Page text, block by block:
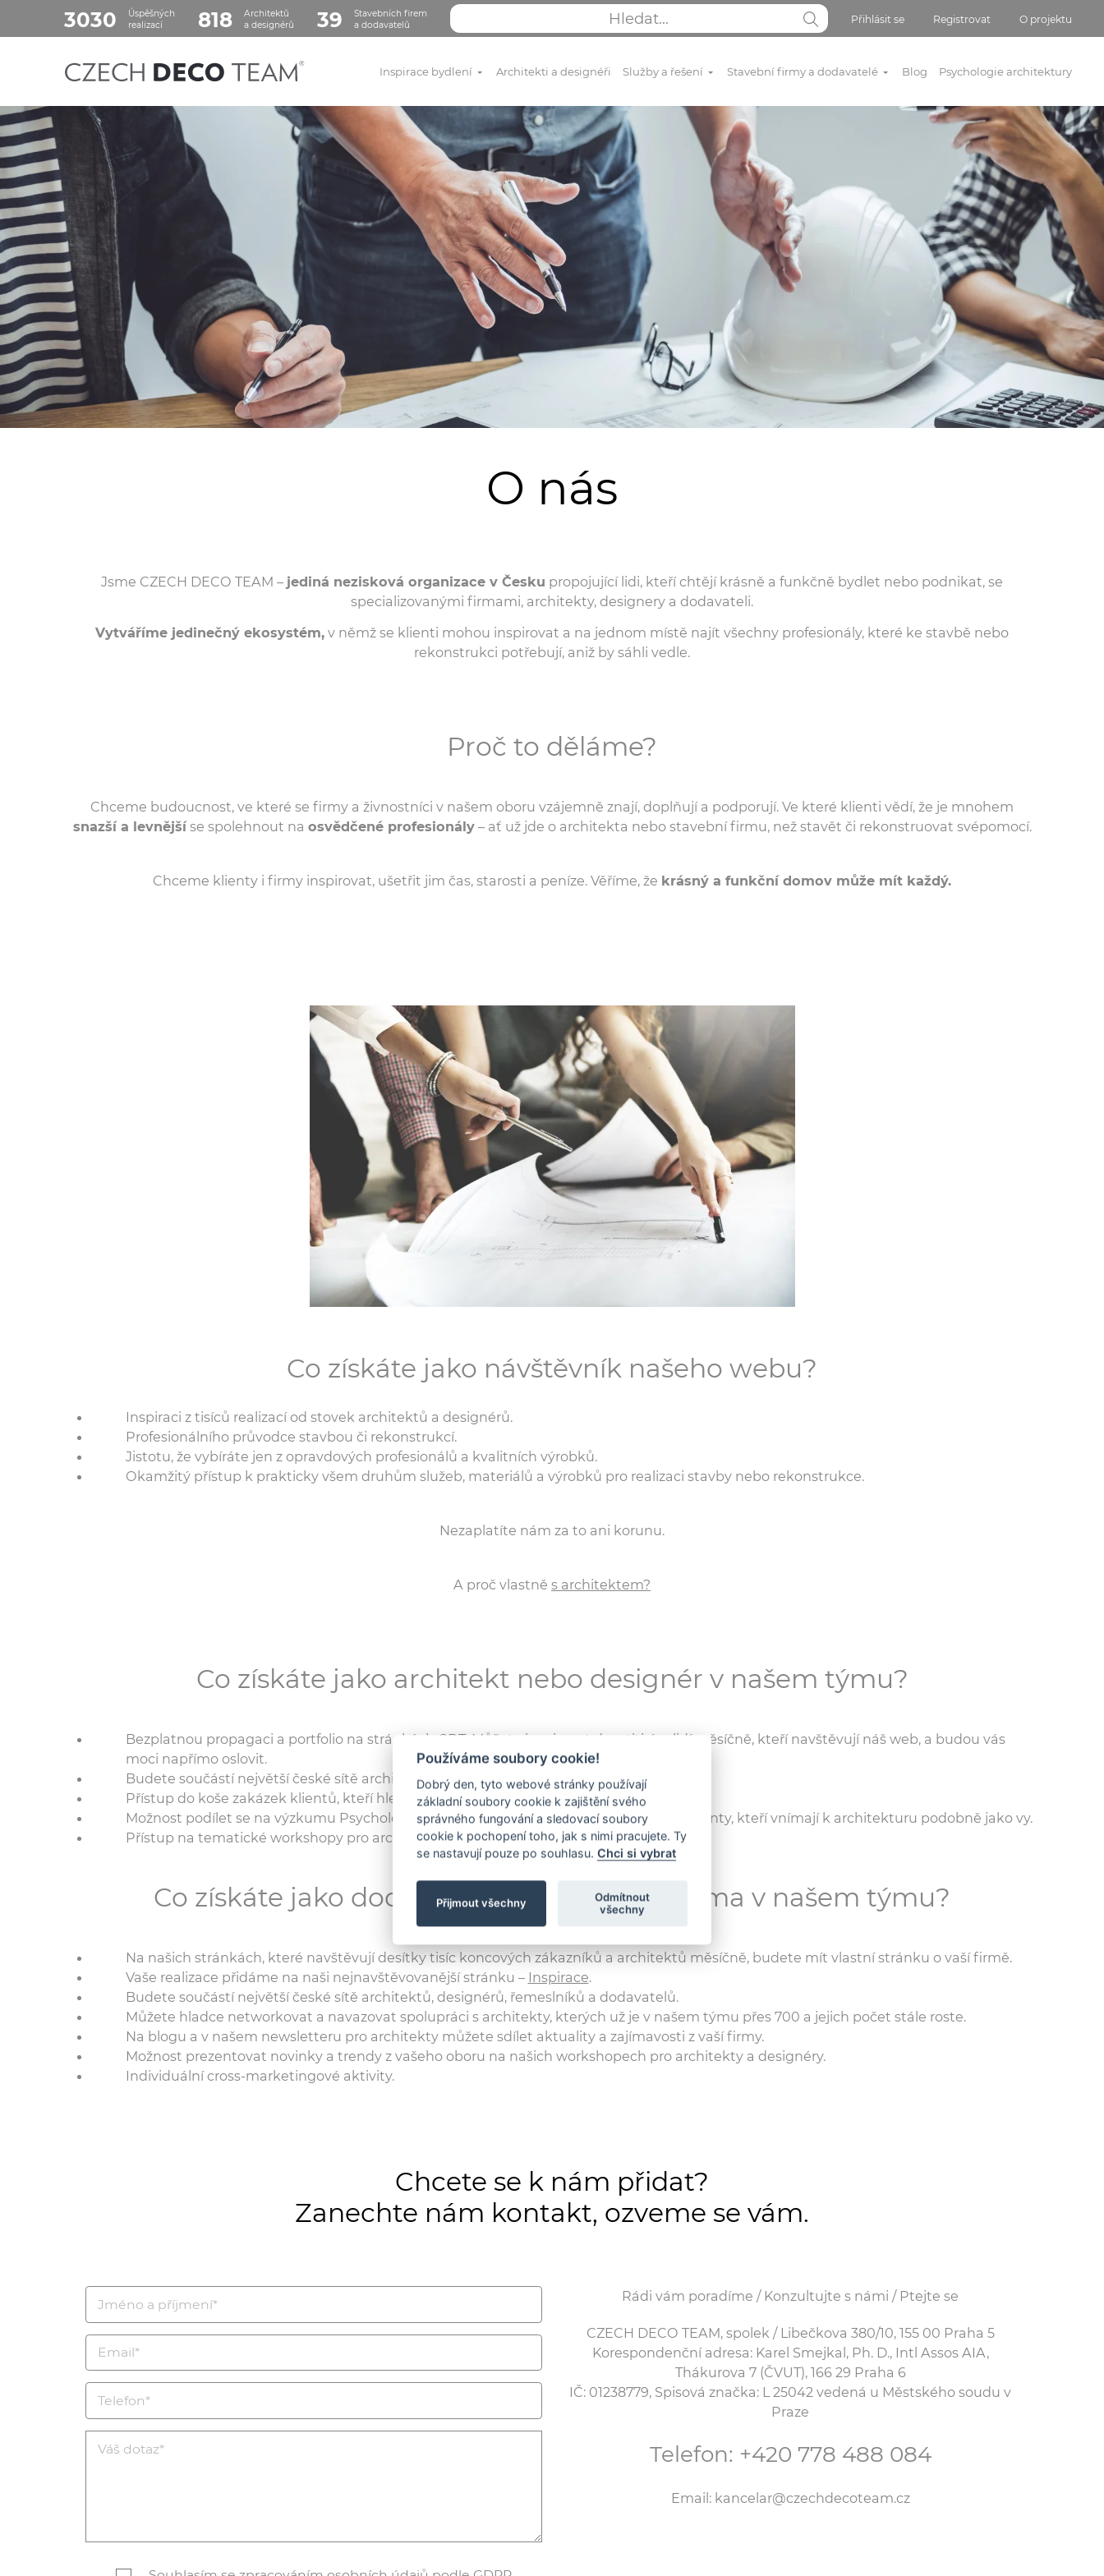
3030
Úspěšných
realizací
818
Architektů
a designérů
39
Stavebních firem
a dodavatelů
Přihlásit se Registrovat O projektu
Inspirace bydlení Architekti a designéři Služby a řešení Stavební firmy a dodavatelé Blog Psychologie architektury
O nás
Jsme CZECH DECO TEAM – jediná nezisková organizace v Česku propojující lidi, kteří chtějí krásně a funkčně bydlet nebo podnikat, se
specializovanými firmami, architekty, designery a dodavateli.
Vytváříme jedinečný ekosystém, v němž se klienti mohou inspirovat a na jednom místě najít všechny profesionály, které ke stavbě nebo
rekonstrukci potřebují, aniž by sáhli vedle.
Proč to děláme?
Chceme budoucnost, ve které se firmy a živnostníci v našem oboru vzájemně znají, doplňují a podporují. Ve které klienti vědí, že je mnohem
snazší a levnějšíse spolehnout na osvědčené profesionály– ať už jde o architekta nebo stavební firmu, než stavět či rekonstruovat svépomocí.
Chceme klienty i firmy inspirovat, ušetřit jim čas, starosti a peníze. Věříme, že krásný a funkční domov může mít každý.
Co získáte jako návštěvník našeho webu?
Inspiraci z tisíců realizací od stovek architektů a designérů.
Profesionálního průvodce stavbou či rekonstrukcí.
Jistotu, že vybíráte jen z opravdových profesionálů a kvalitních výrobků.
Okamžitý přístup k prakticky všem druhům služeb, materiálů a výrobků pro realizaci stavby nebo rekonstrukce.
Nezaplatíte nám za to ani korunu.
A proč vlastně s architektem?
Co získáte jako architekt nebo designér v našem týmu?
Bezplatnou propagaci a portfolio na stránkách CDT. Můžete inspirovat desetitisíce lidí měsíčně, kteří navštěvují náš web, a budou vás
moci napřímo oslovit.
Budete součástí největší české sítě architektů, designérů, řemeslníků a dodavatelů.
Přístup do koše zakázek klientů, kteří hledají architekty a možná právě vás.
Možnost podílet se na výzkumu Psychologie architektury ČVUT Praha a propojit se s klienty, kteří vnímají k architekturu podobně jako vy.
Přístup na tematické workshopy pro architekty a designéry.
Co získáte jako dodavatel nebo stavební firma v našem týmu?
Na našich stránkách, které navštěvují desítky tisíc koncových zákazníků a architektů měsíčně, budete mít vlastní stránku o vaší firmě.
Vaše realizace přidáme na naši nejnavštěvovanější stránku – Inspirace.
Budete součástí největší české sítě architektů, designérů, řemeslníků a dodavatelů.
Můžete hladce networkovat a navazovat spolupráci s architekty, kterých už je v našem týmu přes 700 a jejich počet stále roste.
Na blogu a v našem newsletteru pro architekty můžete sdílet aktuality a zajímavosti z vaší firmy.
Možnost prezentovat novinky a trendy z vašeho oboru na našich workshopech pro architekty a designéry.
Individuální cross-marketingové aktivity.
Chcete se k nám přidat?
Zanechte nám kontakt, ozveme se vám.
Rádi vám poradíme / Konzultujte s námi / Ptejte se
CZECH DECO TEAM, spolek / Libečkova 380/10, 155 00 Praha 5
Korespondenční adresa: Karel Smejkal, Ph. D., Intl Assos AIA,
Thákurova 7 (ČVUT), 166 29 Praha 6
IČ: 01238779, Spisová značka: L 25042 vedená u Městského soudu v
Praze
Telefon: +420 778 488 084
Email: kancelar@czechdecoteam.cz
Používáme soubory cookie!
Dobrý den, tyto webové stránky používají
základní soubory cookie k zajištění svého
správného fungování a sledovací soubory
cookie k pochopení toho, jak s nimi pracujete. Ty
se nastavují pouze po souhlasu.Chci si vybrat
Přijmout všechny
Odmítnout
všechny